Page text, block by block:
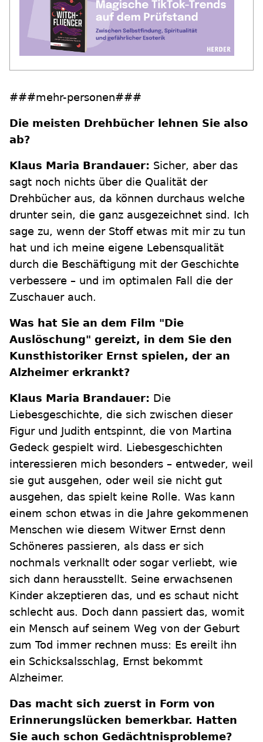
###mehr-personen###
Die meisten Drehbücher lehnen Sie also
ab?
Klaus Maria Brandauer: Sicher, aber das
sagt noch nichts über die Qualität der
Drehbücher aus, da können durchaus welche
drunter sein, die ganz ausgezeichnet sind. Ich
sage zu, wenn der Stoff etwas mit mir zu tun
hat und ich meine eigene Lebensqualität
durch die Beschäftigung mit der Geschichte
verbessere – und im optimalen Fall die der
Zuschauer auch.
Was hat Sie an dem Film "Die
Auslöschung" gereizt, in dem Sie den
Kunsthistoriker Ernst spielen, der an
Alzheimer erkrankt?
Klaus Maria Brandauer: Die
Liebesgeschichte, die sich zwischen dieser
Figur und Judith entspinnt, die von Martina
Gedeck gespielt wird. Liebesgeschichten
interessieren mich besonders – entweder, weil
sie gut ausgehen, oder weil sie nicht gut
ausgehen, das spielt keine Rolle. Was kann
einem schon etwas in die Jahre gekommenen
Menschen wie diesem Witwer Ernst denn
Schöneres passieren, als dass er sich
nochmals verknallt oder sogar verliebt, wie
sich dann herausstellt. Seine erwachsenen
Kinder akzeptieren das, und es schaut nicht
schlecht aus. Doch dann passiert das, womit
ein Mensch auf seinem Weg von der Geburt
zum Tod immer rechnen muss: Es ereilt ihn
ein Schicksalsschlag, Ernst bekommt
Alzheimer.
Das macht sich zuerst in Form von
Erinnerungslücken bemerkbar. Hatten
Sie auch schon Gedächtnisprobleme?